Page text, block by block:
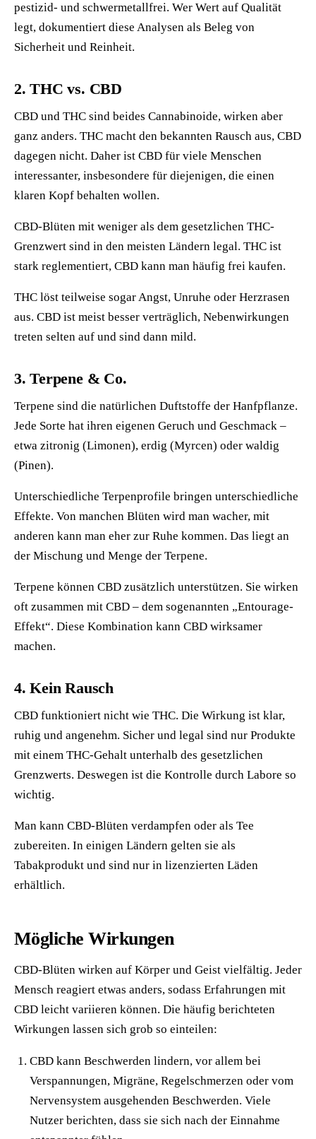
pestizid- und schwermetallfrei. Wer Wert auf Qualität
legt, dokumentiert diese Analysen als Beleg von
Sicherheit und Reinheit.
2. THC vs. CBD
CBD und THC sind beides Cannabinoide, wirken aber
ganz anders. THC macht den bekannten Rausch aus, CBD
dagegen nicht. Daher ist CBD für viele Menschen
interessanter, insbesondere für diejenigen, die einen
klaren Kopf behalten wollen.
CBD-Blüten mit weniger als dem gesetzlichen THC-
Grenzwert sind in den meisten Ländern legal. THC ist
stark reglementiert, CBD kann man häufig frei kaufen.
THC löst teilweise sogar Angst, Unruhe oder Herzrasen
aus. CBD ist meist besser verträglich, Nebenwirkungen
treten selten auf und sind dann mild.
3. Terpene & Co.
Terpene sind die natürlichen Duftstoffe der Hanfpflanze.
Jede Sorte hat ihren eigenen Geruch und Geschmack –
etwa zitronig (Limonen), erdig (Myrcen) oder waldig
(Pinen).
Unterschiedliche Terpenprofile bringen unterschiedliche
Effekte. Von manchen Blüten wird man wacher, mit
anderen kann man eher zur Ruhe kommen. Das liegt an
der Mischung und Menge der Terpene.
Terpene können CBD zusätzlich unterstützen. Sie wirken
oft zusammen mit CBD – dem sogenannten „Entourage-
Effekt“. Diese Kombination kann CBD wirksamer
machen.
4. Kein Rausch
CBD funktioniert nicht wie THC. Die Wirkung ist klar,
ruhig und angenehm. Sicher und legal sind nur Produkte
mit einem THC-Gehalt unterhalb des gesetzlichen
Grenzwerts. Deswegen ist die Kontrolle durch Labore so
wichtig.
Man kann CBD-Blüten verdampfen oder als Tee
zubereiten. In einigen Ländern gelten sie als
Tabakprodukt und sind nur in lizenzierten Läden
erhältlich.
Mögliche Wirkungen
CBD-Blüten wirken auf Körper und Geist vielfältig. Jeder
Mensch reagiert etwas anders, sodass Erfahrungen mit
CBD leicht variieren können. Die häufig berichteten
Wirkungen lassen sich grob so einteilen:
CBD kann Beschwerden lindern, vor allem bei
Verspannungen, Migräne, Regelschmerzen oder vom
Nervensystem ausgehenden Beschwerden. Viele
Nutzer berichten, dass sie sich nach der Einnahme